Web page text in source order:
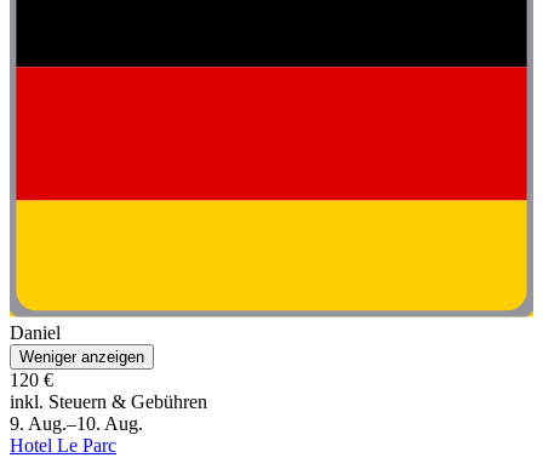
Daniel
Weniger anzeigen
120 €
inkl. Steuern & Gebühren
9. Aug.–10. Aug.
Hotel Le Parc